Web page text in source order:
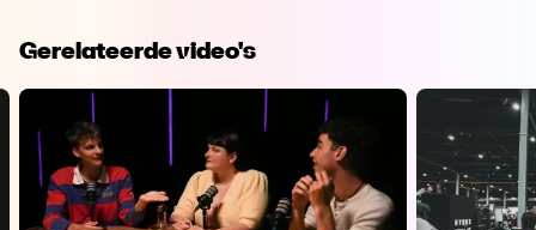
Gerelateerde video's